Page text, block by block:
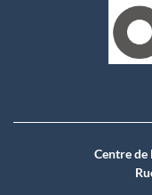
Centre